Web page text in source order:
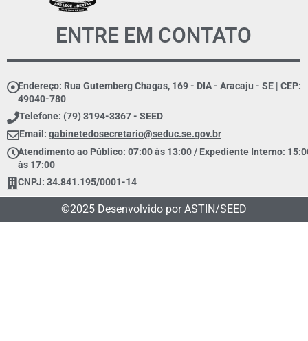
ENTRE EM CONTATO
Endereço: Rua Gutemberg Chagas, 169 - DIA - Aracaju - SE | CEP:
49040-780
Telefone: (79) 3194-3367 - SEED
Email: gabinetedosecretario@seduc.se.gov.br
Atendimento ao Público: 07:00 às 13:00 / Expediente Interno:
às 17:00
CNPJ: 34.841.195/0001-14
©2025 Desenvolvido por ASTIN/SEED